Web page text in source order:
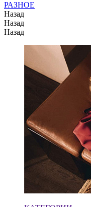
РАЗНОЕ
Назад
Назад
Назад